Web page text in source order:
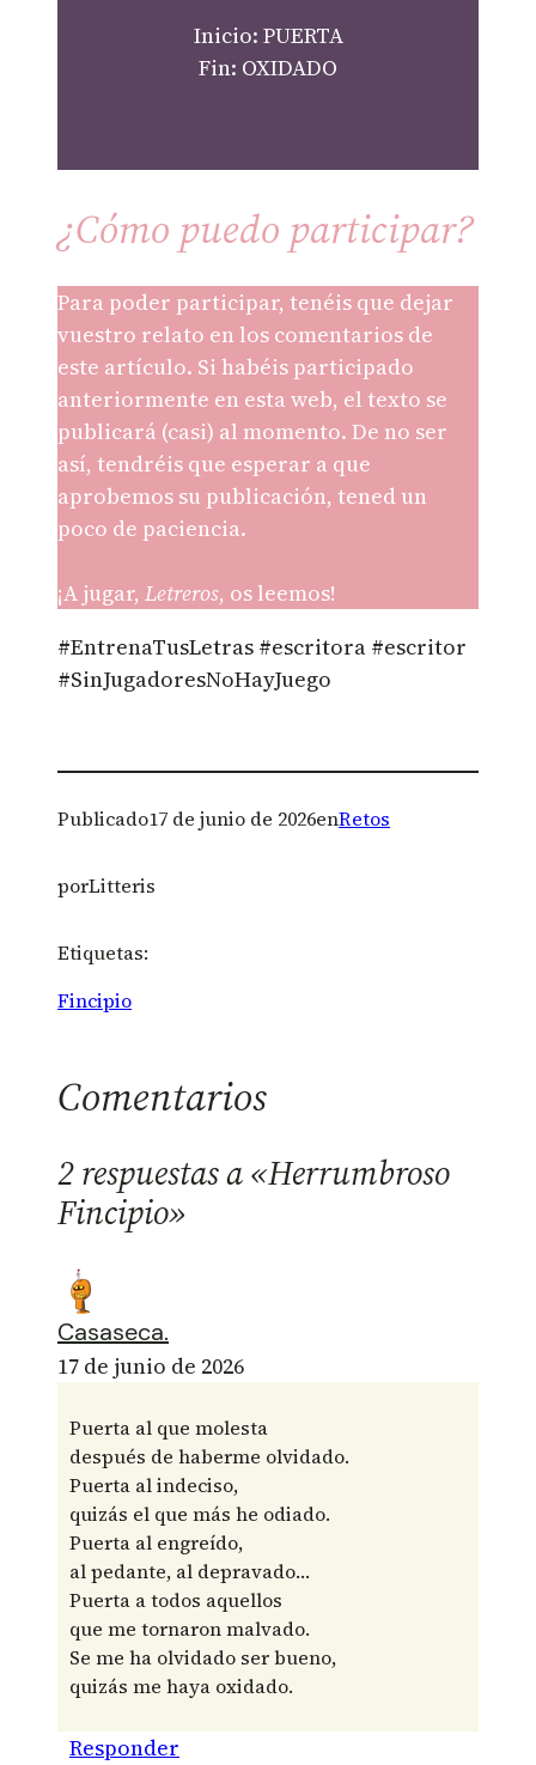
Inicio: PUERTA
Fin: OXIDADO
¿Cómo puedo participar?
Para poder participar, tenéis que dejar
vuestro relato en los comentarios de
este artículo. Si habéis participado
anteriormente en esta web, el texto se
publicará (casi) al momento. De no ser
así, tendréis que esperar a que
aprobemos su publicación, tened un
poco de paciencia.
¡A jugar, Letreros, os leemos!
#EntrenaTusLetras #escritora #escritor
#SinJugadoresNoHayJuego
Publicado17 de junio de 2026enRetos
porLitteris
Etiquetas:
Fincipio
Comentarios
2 respuestas a «Herrumbroso
Fincipio»
Casaseca.
17 de junio de 2026
Puerta al que molesta
después de haberme olvidado.
Puerta al indeciso,
quizás el que más he odiado.
Puerta al engreído,
al pedante, al depravado…
Puerta a todos aquellos
que me tornaron malvado.
Se me ha olvidado ser bueno,
quizás me haya oxidado.
Responder